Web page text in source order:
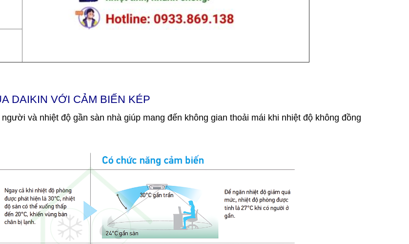
DAIKIN VỚI CẢM BIẾN KÉP
và nhiệt độ gần sàn nhà giúp mang đến không gian thoải mái khi nhiệt độ không đồng